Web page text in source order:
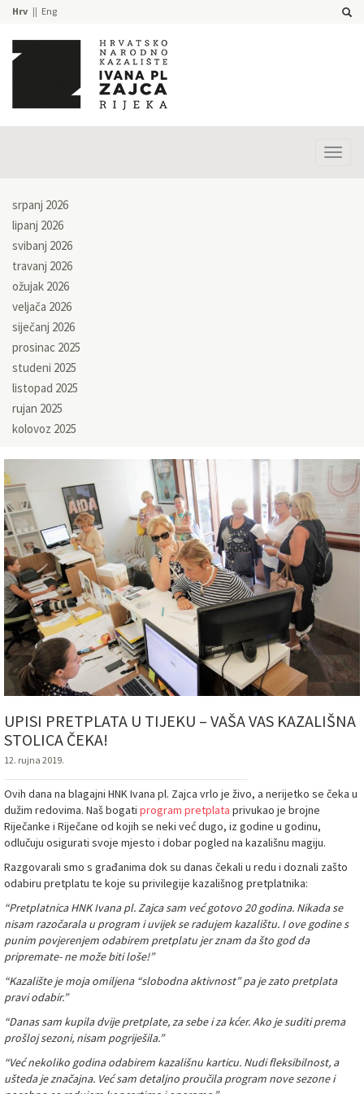
Hrv Eng
srpanj 2026
lipanj 2026
svibanj 2026
travanj 2026
ožujak 2026
veljača 2026
siječanj 2026
prosinac 2025
studeni 2025
listopad 2025
rujan 2025
kolovoz 2025
UPISI PRETPLATA U TIJEKU – VAŠA VAS KAZALIŠNA
STOLICA ČEKA!
12. rujna 2019.
Ovih dana na blagajni HNK Ivana pl. Zajca vrlo je živo, a nerijetko se čeka u
dužim redovima. Naš bogati program pretplata privukao je brojne
Riječanke i Riječane od kojih se neki već dugo, iz godine u godinu,
odlučuju osigurati svoje mjesto i dobar pogled na kazališnu magiju.
Razgovarali smo s građanima dok su danas čekali u redu i doznali zašto
odabiru pretplatu te koje su privilegije kazališnog pretplatnika:
“Pretplatnica HNK Ivana pl. Zajca sam već gotovo 20 godina. Nikada se
nisam razočarala u program i uvijek se radujem kazalištu. I ove godine s
punim povjerenjem odabirem pretplatu jer znam da što god da
pripremate- ne može biti loše!”
“Kazalište je moja omiljena “slobodna aktivnost” pa je zato pretplata
pravi odabir.”
“Danas sam kupila dvije pretplate, za sebe i za kćer. Ako je suditi prema
prošloj sezoni, nisam pogriješila.”
“Već nekoliko godina odabirem kazališnu karticu. Nudi fleksibilnost, a
ušteda je značajna. Već sam detaljno proučila program nove sezone i